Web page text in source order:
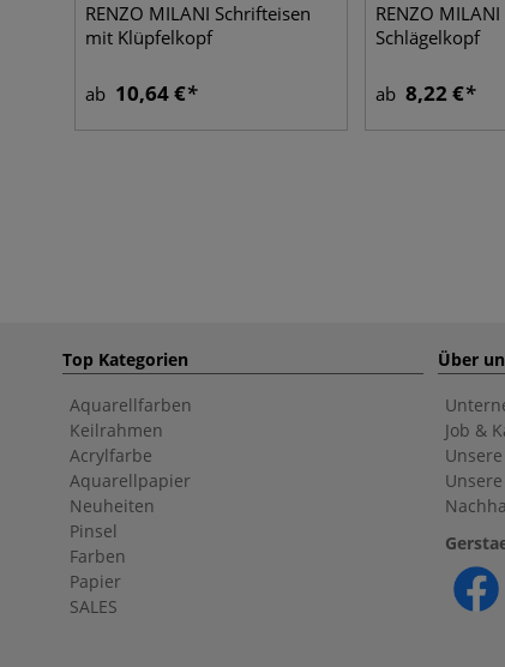
RENZO MILANI Schrifteisen
mit Klüpfelkopf
ab 10,64 €
RENZO
Schlägelkopf
ab 8,22 €
Top Kategorien
Aquarellfarben
Keilrahmen
Acrylfarbe
Aquarellpapier
Neuheiten
Pinsel
Farben
Papier
SALES
Über
Job &